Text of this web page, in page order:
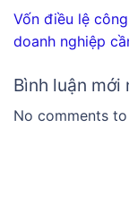
Vốn điều lệ
doanh nghiệp
Bình luận mới
No comments